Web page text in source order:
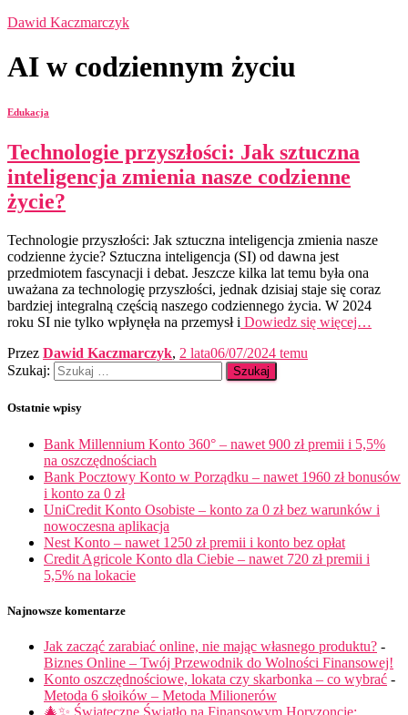
Dawid Kaczmarczyk
AI w codziennym życiu
Edukacja
Technologie przyszłości: Jak sztuczna
inteligencja zmienia nasze codzienne
życie?
Technologie przyszłości: Jak sztuczna inteligencja zmienia nasze
codzienne życie? Sztuczna inteligencja (SI) od dawna jest
przedmiotem fascynacji i debat. Jeszcze kilka lat temu była ona
uważana za technologię przyszłości, jednak dzisiaj staje się coraz
bardziej integralną częścią naszego codziennego życia. W 2024
roku SI nie tylko wpłynęła na przemysł i Dowiedz się więcej…
Przez Dawid Kaczmarczyk, 2 lata06/07/2024 temu
Szukaj:
Ostatnie wpisy
Bank Millennium Konto 360° – nawet 900 zł premii i 5,5%
na oszczędnościach
Bank Pocztowy Konto w Porządku – nawet 1960 zł bonusów
i konto za 0 zł
UniCredit Konto Osobiste – konto za 0 zł bez warunków i
nowoczesna aplikacja
Nest Konto – nawet 1250 zł premii i konto bez opłat
Credit Agricole Konto dla Ciebie – nawet 720 zł premii i
5,5% na lokacie
Najnowsze komentarze
Jak zacząć zarabiać online, nie mając własnego produktu? -
Biznes Online – Twój Przewodnik do Wolności Finansowej!
Konto oszczędnościowe, lokata czy skarbonka – co wybrać -
Metoda 6 słoików – Metoda Milionerów
🎄✨ Świąteczne Światło na Finansowym Horyzoncie: